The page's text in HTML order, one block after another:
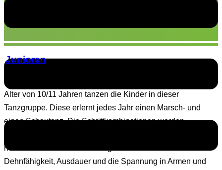
Junioren
Die Juniorengarde baut auf die Kindergarde auf. Ab einem
Alter von 10/11 Jahren tanzen die Kinder in dieser
Tanzgruppe. Diese erlernt jedes Jahr einen Marsch- und
einen Schautanz. Die Schrittkombinationen werden
noch viel exakter. Viel Wert legen die Trainerinnen auf die
Dehnfähigkeit, Ausdauer und die Spannung in Armen und